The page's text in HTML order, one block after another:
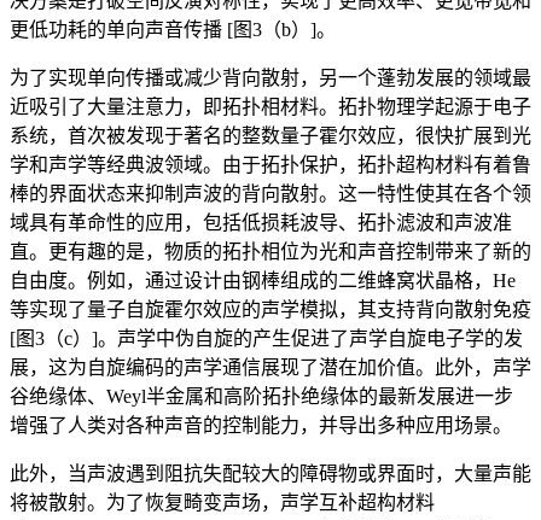
更低功耗的单向声音传播 [图3（b）]。
为了实现单向传播或减少背向散射，另一个蓬勃发展的领域最
近吸引了大量注意力，即拓扑相材料。拓扑物理学起源于电子
系统，首次被发现于著名的整数量子霍尔效应，很快扩展到光
学和声学等经典波领域。由于拓扑保护，拓扑超构材料有着鲁
棒的界面状态来抑制声波的背向散射。这一特性使其在各个领
域具有革命性的应用，包括低损耗波导、拓扑滤波和声波准
直。更有趣的是，物质的拓扑相位为光和声音控制带来了新的
自由度。例如，通过设计由钢棒组成的二维蜂窝状晶格，He
等实现了量子自旋霍尔效应的声学模拟，其支持背向散射免疫
[图3（c）]。声学中伪自旋的产生促进了声学自旋电子学的发
展，这为自旋编码的声学通信展现了潜在加价值。此外，声学
谷绝缘体、Weyl半金属和高阶拓扑绝缘体的最新发展进一步
增强了人类对各种声音的控制能力，并导出多种应用场景。
此外，当声波遇到阻抗失配较大的障碍物或界面时，大量声能
将被散射。为了恢复畸变声场，声学互补超构材料